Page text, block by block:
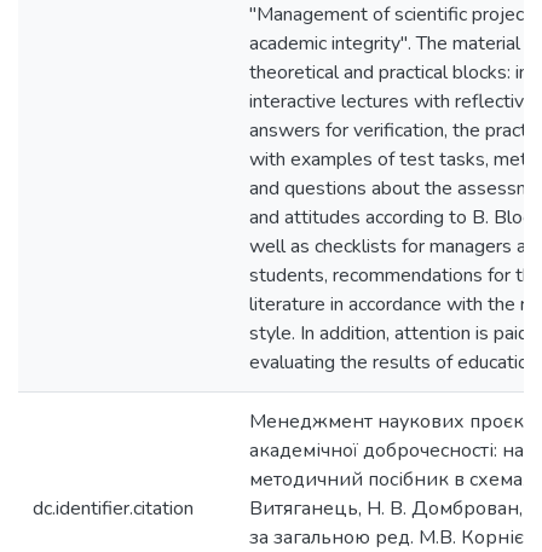
"Management of scientific
academic integrity". The material
theoretical and practical blocks: in
interactive lectures with reflective
answers for verification, the
with examples of test tasks,
and questions about the
and attitudes according to B.
well as checklists for managers
students, recommendations for
literature in accordance with the
style. In addition, attention is paid
evaluating the results of
dc.identifier.citation
Менеджмент наукових
академічної доброчесності:
методичний посібник в схемах
Витяганець, Н. В. Домброван, О.
за загальною ред. М.В.